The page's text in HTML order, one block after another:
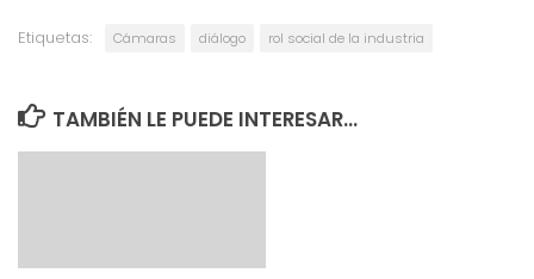
Etiquetas: Cámaras diálogo rol social de la industria
TAMBIÉN LE PUEDE INTERESAR...